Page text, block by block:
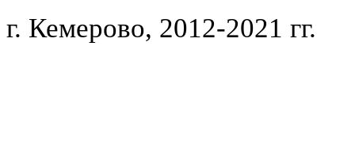
г. Кемерово, 2012-2021 гг.